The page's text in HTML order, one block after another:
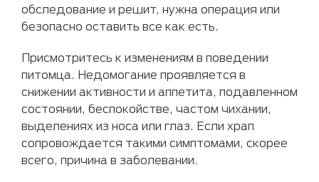
обследование и решит, нужна операция или
безопасно оставить все как есть.
Присмотритесь к изменениям в поведении
питомца. Недомогание проявляется в
снижении активности и аппетита, подавленном
состоянии, беспокойстве, частом чихании,
выделениях из носа или глаз. Если храп
сопровождается такими симптомами, скорее
всего, причина в заболевании.